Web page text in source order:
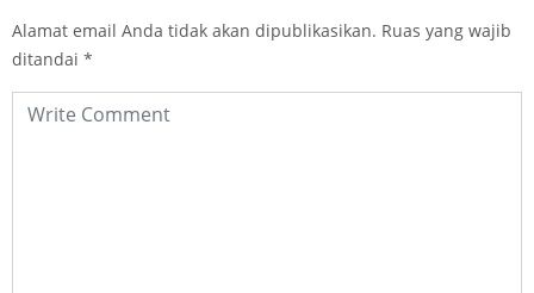
Alamat email Anda tidak akan dipublikasikan. Ruas yang wajib
ditandai *